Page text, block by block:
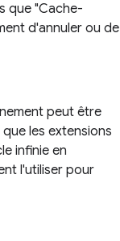
que "Cache-
d'annuler ou de
peut être
les extensions
infinie en
l'utiliser pour